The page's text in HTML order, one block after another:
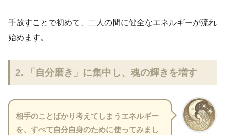
手放すことで初めて、二人の間に健全なエネルギーが流れ
始めます。
2. 「自分磨き」に集中し、魂の輝きを増す
相手のことばかり考えてしまうエネルギー
を、すべて自分自身のために使ってみまし